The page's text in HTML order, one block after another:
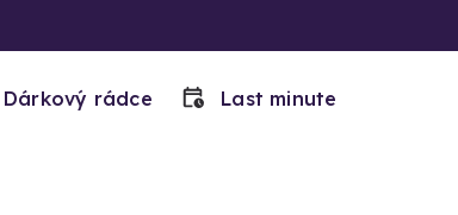
Dárkový rádce Last minute